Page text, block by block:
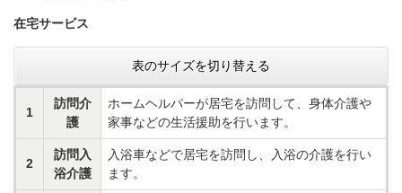
在宅サービス
表のサイズを切り替える
1
訪問介
護
ホームヘルパーが居宅を訪問して、身体介護や
家事などの生活援助を行います。
2
訪問入
浴介護
入浴車などで居宅を訪問し、入浴の介護を行い
ます。